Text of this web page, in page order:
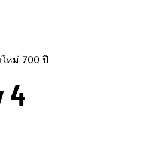
หม่ 700 ปี
4